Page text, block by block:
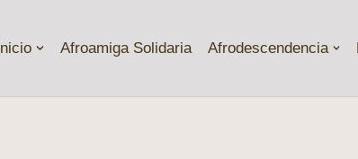
Inicio Afroamiga Solidaria Afrodescendencia